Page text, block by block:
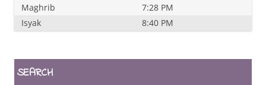
Maghrib
7:28 PM
Isyak
8:40 PM
SEARCH